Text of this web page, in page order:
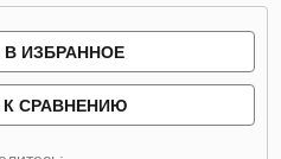
ИЗБРАННОЕ
СРАВНЕНИЮ